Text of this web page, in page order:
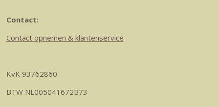
Contact:
Contact opnemen & klantenservice
KvK 93762860
BTW NL005041672B73